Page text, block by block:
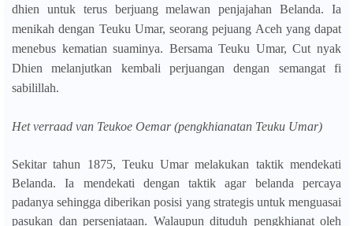
dhien untuk terus berjuang melawan penjajahan Belanda. Ia
menikah dengan Teuku Umar, seorang pejuang Aceh yang dapat
menebus kematian suaminya. Bersama Teuku Umar, Cut nyak
Dhien melanjutkan kembali perjuangan dengan semangat fi
sabilillah.
Het verraad van Teukoe Oemar (pengkhianatan Teuku Umar)
Sekitar tahun 1875, Teuku Umar melakukan taktik mendekati
Belanda. Ia mendekati dengan taktik agar belanda percaya
padanya sehingga diberikan posisi yang strategis untuk menguasai
pasukan dan persenjataan. Walaupun dituduh pengkhianat oleh